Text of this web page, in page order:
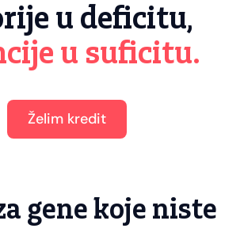
u deficitu,
u suficitu.
Želim kredit
gene koje niste